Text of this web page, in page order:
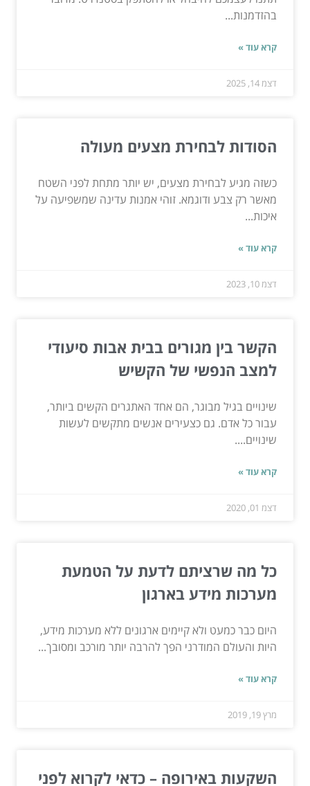
בהזדמנות...
קרא עוד »
דצמ 14, 2025
הסודות לבחירת מצעים מעולה
כשזה מגיע לבחירת מצעים, יש יותר מתחת לפני השטח
מאשר רק צבע ודוגמא. זוהי אמנות עדינה שמשפיעה על
איכות...
קרא עוד »
דצמ 10, 2023
הקשר בין מגורים בבית אבות סיעודי
למצב הנפשי של הקשיש
שינויים בגיל מבוגר, הם אחד האתגרים הקשים ביותר,
עבור כל אדם. גם כצעירים אנשים מתקשים לעשות
שינויים....
קרא עוד »
דצמ 01, 2020
כל מה שרציתם לדעת על הטמעת
מערכות מידע בארגון
היום כבר כמעט ולא קיימים ארגונים ללא מערכות מידע,
היות והעולם המודרני הפך להרבה יותר מורכב ומסובך...
קרא עוד »
מרץ 19, 2019
השקעות באירופה – כדאי לקרוא לפני